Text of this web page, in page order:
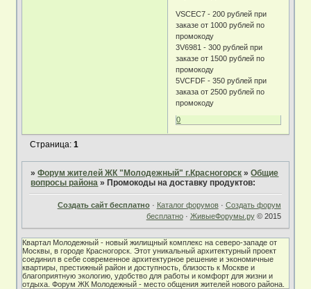
VSCEC7 - 200 рублей при
заказе от 1000 рублей по
промокоду
3V6981 - 300 рублей при
заказе от 1500 рублей по
промокоду
5VCFDF - 350 рублей при
заказа от 2500 рублей по
промокоду
0
Страница:1
»Форум жителей ЖК "Молодежный" г.Красногорск »Общие
вопросы района » Промокоды на доставку продуктов:
Создать сайт бесплатно· Каталог форумов· Создать форум
бесплатно· ЖивыеФорумы.ру© 2015
Квартал Молодежный - новый жилищный комплекс на северо-западе от
Москвы, в городе Красногорск. Этот уникальный архитектурный проект
соединил в себе современное архитектурное решение и экономичные
квартиры, престижный район и доступность, близость к Москве и
благоприятную экологию, удобство для работы и комфорт для жизни и
отдыха. Форум ЖК Молодежный - место общения жителей нового района.